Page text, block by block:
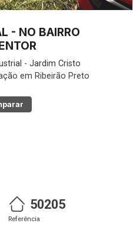
- NO BAIRRO
- Jardim Cristo
em Ribeirão Preto
50205
Referência